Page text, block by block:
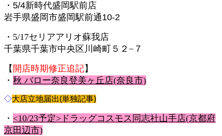
・5/4新時代盛岡駅前店
岩手県盛岡市盛岡駅前通10-2
・5/17セリアアリオ蘇我店
千葉県千葉市中央区川崎町５２−７
【 開店時期修正追記】
・ 秋 バロー奈良登美ヶ丘店(奈良市)
◇大店立地届出(単独記事)
・ <10/23予定>ドラッグコスモス同志社山手店(京都府
京田辺市)